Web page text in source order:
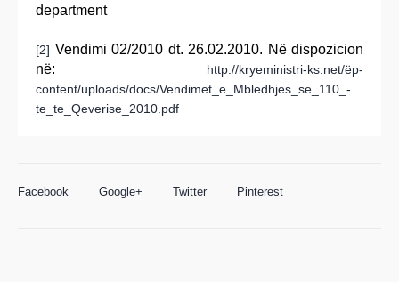
department
[2] Vendimi 02/2010 dt. 26.02.2010. Në dispozicion
në: http://kryeministri-ks.net/ëp-
content/uploads/docs/Vendimet_e_Mbledhjes_se_110_-
te_te_Qeverise_2010.pdf
Facebook Google+ Twitter Pinterest